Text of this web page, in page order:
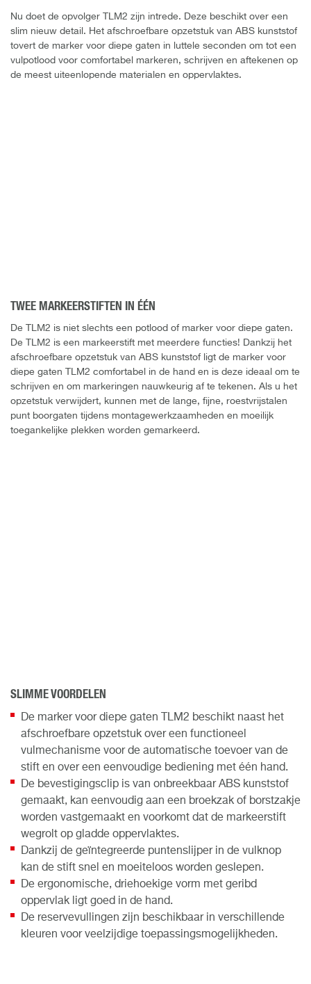
Nu doet de opvolger TLM2 zijn intrede. Deze beschikt over een
slim nieuw detail. Het afschroefbare opzetstuk van ABS kunststof
tovert de marker voor diepe gaten in luttele seconden om tot een
vulpotlood voor comfortabel markeren, schrijven en aftekenen op
de meest uiteenlopende materialen en oppervlaktes.
TWEE MARKEERSTIFTEN IN ÉÉN
De TLM2 is niet slechts een potlood of marker voor diepe gaten.
De TLM2 is een markeerstift met meerdere functies! Dankzij het
afschroefbare opzetstuk van ABS kunststof ligt de marker voor
diepe gaten TLM2 comfortabel in de hand en is deze ideaal om te
schrijven en om markeringen nauwkeurig af te tekenen. Als u het
opzetstuk verwijdert, kunnen met de lange, fijne, roestvrijstalen
punt boorgaten tijdens montagewerkzaamheden en moeilijk
toegankelijke plekken worden gemarkeerd.
SLIMME VOORDELEN
De marker voor diepe gaten TLM2 beschikt naast het
afschroefbare opzetstuk over een functioneel
vulmechanisme voor de automatische toevoer van de
stift en over een eenvoudige bediening met één hand.
De bevestigingsclip is van onbreekbaar ABS kunststof
gemaakt, kan eenvoudig aan een broekzak of borstzakje
worden vastgemaakt en voorkomt dat de markeerstift
wegrolt op gladde oppervlaktes.
Dankzij de geïntegreerde puntenslijper in de vulknop
kan de stift snel en moeiteloos worden geslepen.
De ergonomische, driehoekige vorm met geribd
oppervlak ligt goed in de hand.
De reservevullingen zijn beschikbaar in verschillende
kleuren voor veelzijdige toepassingsmogelijkheden.